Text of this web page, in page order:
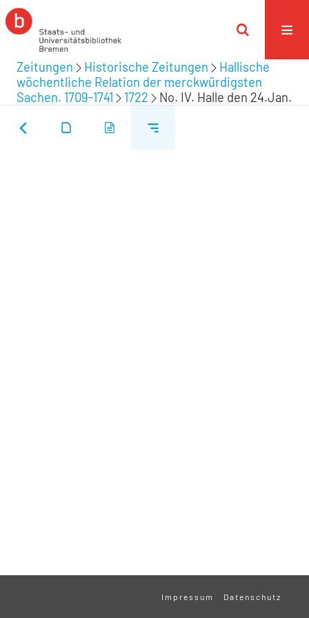
Zeitungen Historische Zeitungen
Hallische
wöchentliche Relation der merckwürdigsten
Sachen. 1709-1741
1722 No. IV. Halle den 24.Jan.
Impressum Datenschutz